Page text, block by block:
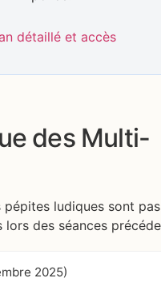
détaillé et accès
des Multi-
pépites ludiques sont
lors des séances
2025)